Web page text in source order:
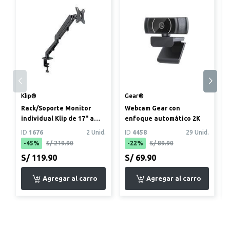
Klip®
Rack/Soporte Monitor
individual Klip de 17" a
27" con mecanismo de
resor...
ID 1676
2 Unid.
-45%
S/ 219.90
S/ 119.90
Gear®
Webcam Gear con
enfoque automático 2K
ID 4458
29 Unid.
-22%
S/ 89.90
S/ 69.90